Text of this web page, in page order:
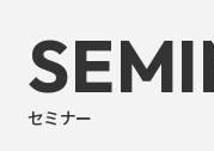
セミナー